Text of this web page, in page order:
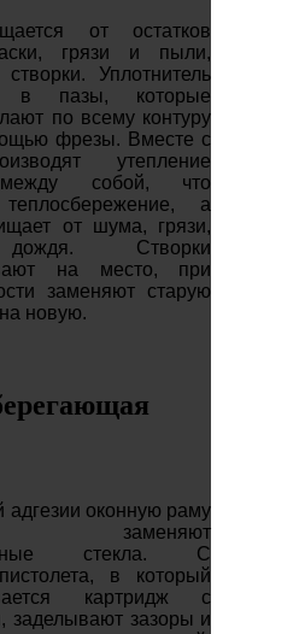
от остатков
грязи и пыли,
Уплотнитель
в пазы, которые
по всему контуру
фрезы. Вместе с
утепление
собой, что
а
от шума, грязи,
Створки
на место, при
заменяют старую
новую.
адгезии оконную раму
заменяют
стекла. С
в который
картридж с
заделывают зазоры и